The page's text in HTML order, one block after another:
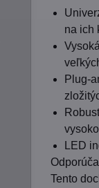
na ich
Plug-
LED
Tento